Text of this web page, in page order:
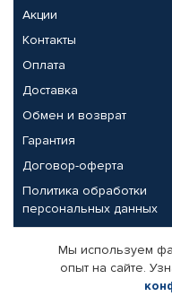
Акции
Контакты
Оплата
Доставка
Обмен и возврат
Гарантия
Договор-оферта
Политика обработки
персональных данных
Партнерам
Корпоративным
Мы используем
опыт на сайте.